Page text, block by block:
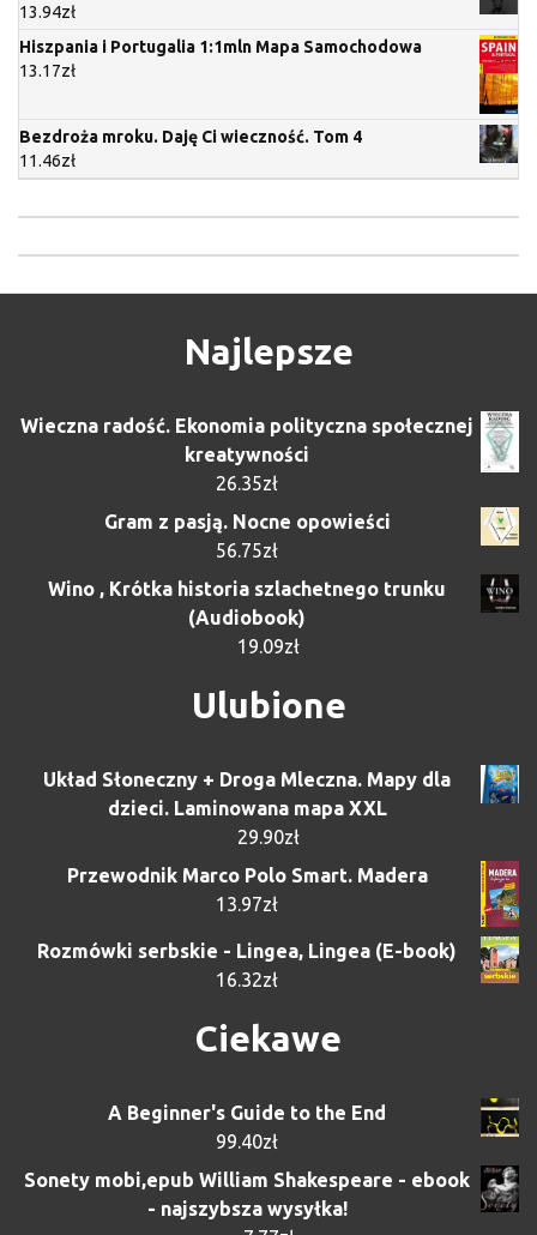
13.94zł
Hiszpania i Portugalia 1:1mln Mapa Samochodowa
13.17zł
Bezdroża mroku. Daję Ci wieczność. Tom 4
11.46zł
Najlepsze
Wieczna radość. Ekonomia polityczna społecznej
kreatywności
26.35zł
Gram z pasją. Nocne opowieści
56.75zł
Wino , Krótka historia szlachetnego trunku
(Audiobook)
19.09zł
Ulubione
Układ Słoneczny + Droga Mleczna. Mapy dla
dzieci. Laminowana mapa XXL
29.90zł
Przewodnik Marco Polo Smart. Madera
13.97zł
Rozmówki serbskie - Lingea, Lingea (E-book)
16.32zł
Ciekawe
A Beginner's Guide to the End
99.40zł
Sonety mobi,epub William Shakespeare - ebook
- najszybsza wysyłka!